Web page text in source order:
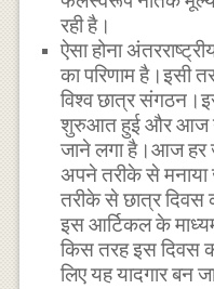
रही है।
ऐसा होना
का परिणाम है।इसी
विश्व छात्र
शुरुआत हुई और आज ये
जाने लगा है।आज
अपने तरीके से
तरीके से छात्र दिवस
इस आर्टिकल के
किस तरह इस दिवस
लिए यह यादगार बन